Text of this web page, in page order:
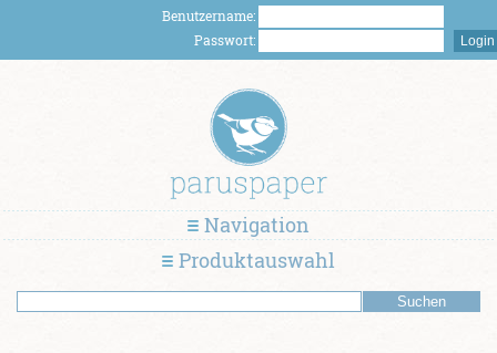
Benutzername:
Passwort:
Navigation
Produktauswahl